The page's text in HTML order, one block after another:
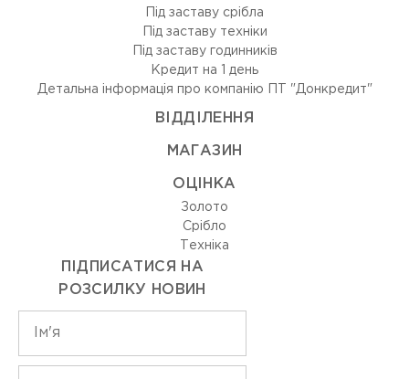
Під заставу срібла
Під заставу техніки
Під заставу годинників
Кредит на 1 день
Детальна інформація про компанію ПТ "Донкредит"
ВIДДIЛЕННЯ
МАГАЗИН
ОЦIНКА
Золото
Срiбло
Технiка
ПІДПИСАТИСЯ НА
РОЗСИЛКУ НОВИН